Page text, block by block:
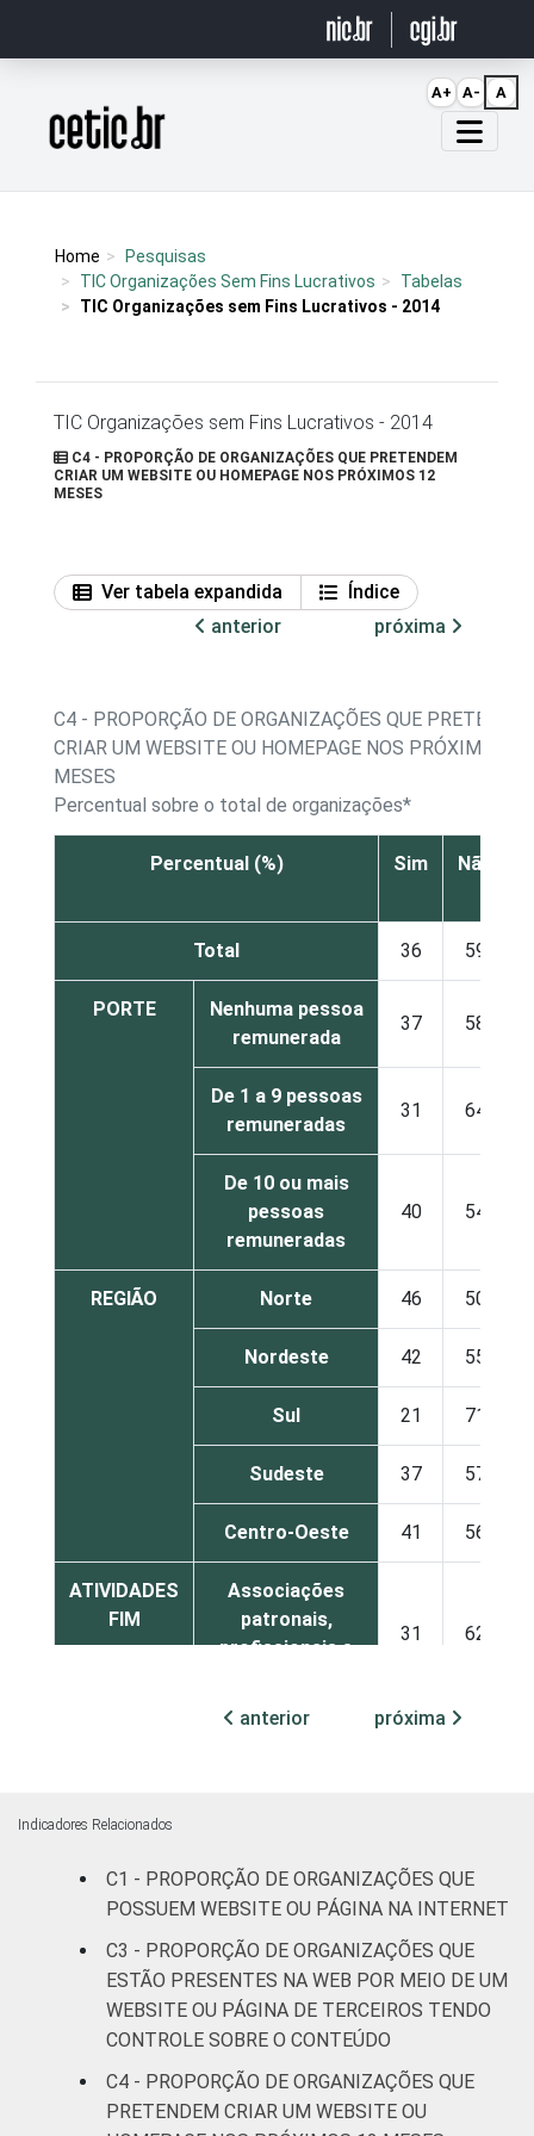
Página inicial
Home
Pesquisas
TIC Organizações Sem Fins Lucrativos
Tabelas
TIC Organizações sem Fins Lucrativos - 2014
TIC Organizações sem Fins Lucrativos - 2014
C4 - PROPORÇÃO DE ORGANIZAÇÕES QUE PRETENDEM
CRIAR UM WEBSITE OU HOMEPAGE NOS PRÓXIMOS 12
MESES
Ver tabela expandida
Índice
anterior
próxima
C4 - PROPORÇÃO DE ORGANIZAÇÕES QUE
CRIAR UM WEBSITE OU HOMEPAGE NOS PRÓXIMOS 12
MESES
Percentual sobre o total de organizações*
Percentual (%) Sim Não
Total 36 59
PORTE
Nenhuma pessoa
remunerada
37 58
De 1 a 9 pessoas
remuneradas
31 64
De 10 ou mais
pessoas
remuneradas
40 54
REGIÃO Norte 46 50
Nordeste 42 55
Sul 21 71
Sudeste 37 57
Centro-Oeste 41 56
ATIVIDADES
FIM
Associações
patronais,
profissionais e
31 62
Desenvolvimento
e Defesa de
36 59
Religião 32 61
Saúde e
assistência
36
anterior próxima
Indicadores Relacionados
C1 - PROPORÇÃO DE ORGANIZAÇÕES QUE
POSSUEM WEBSITE OU PÁGINA NA INTERNET
C3 - PROPORÇÃO DE ORGANIZAÇÕES QUE
ESTÃO PRESENTES NA WEB POR MEIO DE UM
WEBSITE OU PÁGINA DE TERCEIROS TENDO
CONTROLE SOBRE O CONTEÚDO
C4 - PROPORÇÃO DE ORGANIZAÇÕES QUE
PRETENDEM CRIAR UM WEBSITE OU
A+ A- A